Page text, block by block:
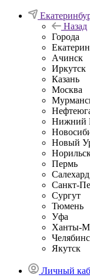
Назад
Города
Ачинск
Иркутск
Казань
Москва
Нижний
Новый
Пермь
Салехард
Санкт-
Сургут
Тюмень
Уфа
Ханты-
Якутск
Личный